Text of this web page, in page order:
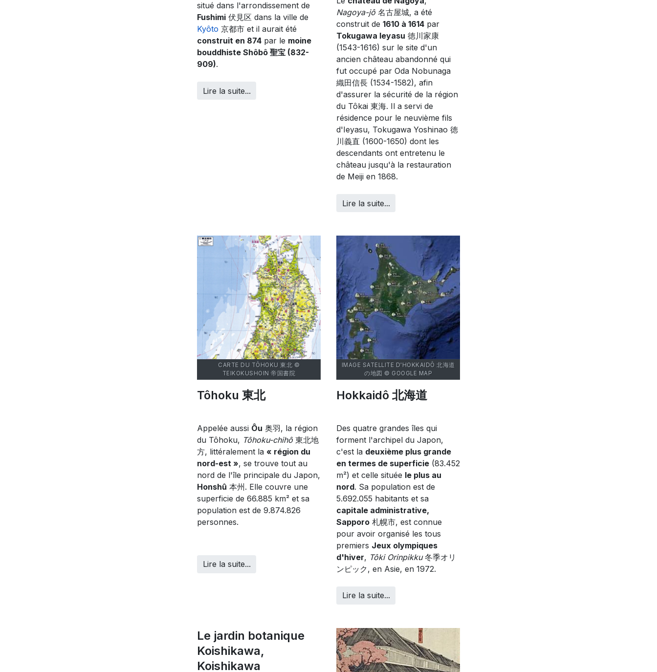
situé dans l'arrondissement de
Fushimi 伏見区 dans la ville de
Kyôto 京都市 et il aurait été
construit en 874 par le moine
bouddhiste Shôbô 聖宝 (832-
909).
Lire la suite...
Nagoya-jô 名古屋城, a été
construit de 1610 à 1614 par
Tokugawa Ieyasu 徳川家康
(1543-1616) sur le site d'un
ancien château abandonné qui
fut occupé par Oda Nobunaga
織田信長 (1534-1582), afin
d'assurer la sécurité de la région
du Tôkai 東海. Il a servi de
résidence pour le neuvième fils
d'Ieyasu, Tokugawa Yoshinao 徳
川義直 (1600-1650) dont les
descendants ont entretenu le
château jusqu'à la restauration
de Meiji en 1868.
Lire la suite...
CARTE DU TÔHOKU 東北 ©
TEIKOKUSHOIN 帝国書院
Tôhoku 東北
Appelée aussi Ôu 奥羽, la région
du Tôhoku, Tôhoku-chihô 東北地
方, littéralement la « région du
nord-est », se trouve tout au
nord de l'île principale du Japon,
Honshû 本州. Elle couvre une
superficie de 66.885 km² et sa
population est de 9.874.826
personnes.
Lire la suite...
IMAGE SATELLITE D'HOKKAIDÔ 北海道
の地図 © GOOGLE MAP
Hokkaidô 北海道
Des quatre grandes îles qui
forment l'archipel du Japon,
c'est la deuxième plus grande
en termes de superficie (83.452
m²) et celle située le plus au
nord. Sa population est de
5.692.055 habitants et sa
capitale administrative,
Sapporo 札幌市, est connue
pour avoir organisé les tous
premiers Jeux olympiques
d'hiver, Tôki Orinpikku冬季オリ
ンピック, en Asie, en 1972.
Lire la suite...
Le jardin botanique
Koishikawa,
Koishikawa